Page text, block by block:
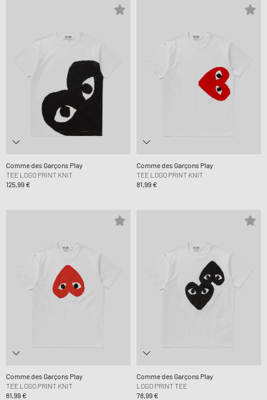
Comme des Garçons Play
TEE LOGO PRINT KNIT
125,99 €
Comme des Garçons Play
TEE LOGO PRINT KNIT
81,99 €
Comme des Garçons Play
TEE LOGO PRINT KNIT
81,99 €
Comme des Garçons Play
LOGO PRINT TEE
78,99 €